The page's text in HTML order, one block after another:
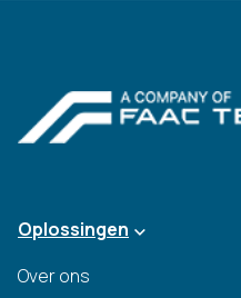
Oplossingen
Over ons